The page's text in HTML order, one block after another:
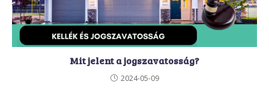
Mit jelent a jogszavatosság?
2024-05-09